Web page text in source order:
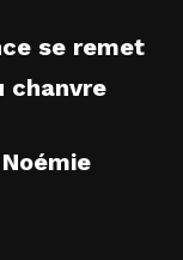
se remet
chanvre